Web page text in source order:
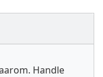
Handle